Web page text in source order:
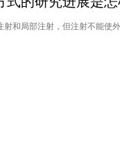
和局部注射，但注射不能使